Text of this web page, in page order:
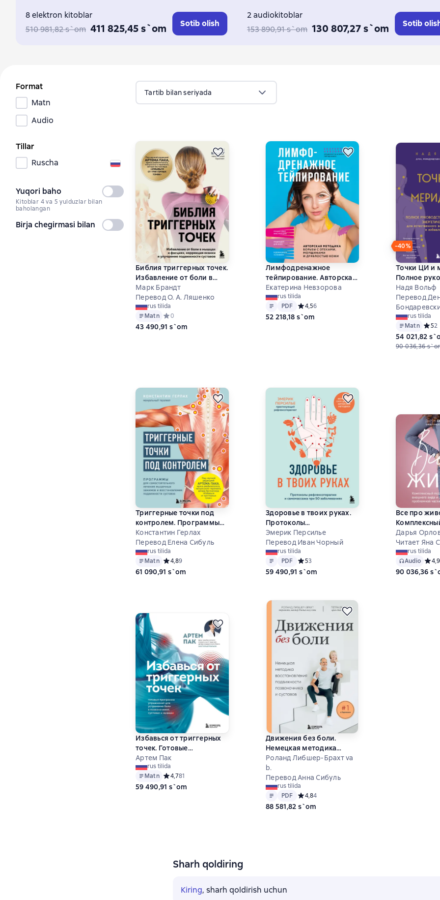
8 elektron kitoblar
510 981,82 s`om 411 825,45 s`om Sotib olish
2 audiokitoblar
153 890,91 s`om 130 807,27 s`om Sotib
Format
Matn
Audio
Tillar
Ruscha
Yuqori baho Tanlanmagan
Kitoblar 4 va 5 yulduzlar bilan
baholangan
Birja chegirmasi bilan Tanlanmagan
Tartib bilan seriyada
Библия триггерных точек.
Избавление от боли в
мышцах и фасциях,
коррекция осанки и
улучшение подвижности
суставов
Марк Брандт
Перевод О. А. Ляшенко
rus tilida
Matn Средний рейтинг 0 на основе 0 оценок
0
43 490,91 s`om
Лимфодренажное
тейпирование. Авторская
методика борьбы с
отеками, морщинами и
дряблостью кожи
Екатерина Невзорова
rus tilida
Matn
PDF
PDF Средний рейтинг 4,5 на основе 6 оценок
4,56
52 218,18 s`om
−40%
Точки ЦИ и
Полное
для
организма
от болей
Надя Вольф
Перевод
rus tilida
Matn
52
54 021,82
90 036,36
Триггерные точки под
контролем. Программы
для самостоятельного
лечения мышечных
зажимов и
восстановления
подвижности суставов
Константин Герлах
Перевод Елена Сибуль
rus tilida
Matn Средний рейтинг 4,8 на основе 9 оценок
4,89
61 090,91 s`om
Здоровье в твоих руках.
Протоколы
рефлексотерапии и
самомассажа при 50
заболеваниях
Эмерик Персилье
Перевод Иван Чорный
rus tilida
Matn
PDF
PDF Средний рейтинг 5 на основе 3 оценок
53
59 490,91 s`om
Все про
улучшению
вида и
проблемной
Дарья
Читает Яна
rus tilida
Audio
4,9
90 036,36
Избавься от триггерных
точек. Готовые
программы упражнений
для устранения боли в
позвоночнике, суставах и
мышцах
Артем Пак
rus tilida
Matn Средний рейтинг 4,7 на основе 81 оценок
4,781
59 490,91 s`om
Движения без боли.
Немецкая методика
восстановления
подвижности
позвоночника и суставов
Роланд Либшер-Брахт va
b.
Перевод Анна Сибуль
rus tilida
Matn
PDF
PDF Средний рейтинг 4,8 на основе 4 оценок
4,84
88 581,82 s`om
Sharh qoldiring
Kiring, sharh qoldirish uchun